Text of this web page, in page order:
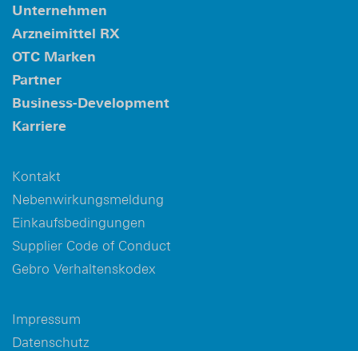
Unternehmen
Arzneimittel RX
OTC Marken
Partner
Business-Development
Karriere
Kontakt
Nebenwirkungsmeldung
Einkaufsbedingungen
Supplier Code of Conduct
Gebro Verhaltenskodex
Impressum
Datenschutz